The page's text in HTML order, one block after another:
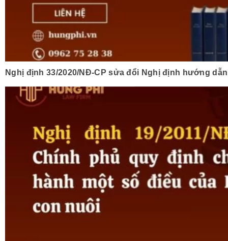
Nghị định 33/2020/NĐ-CP sửa đổi Nghị định hướng